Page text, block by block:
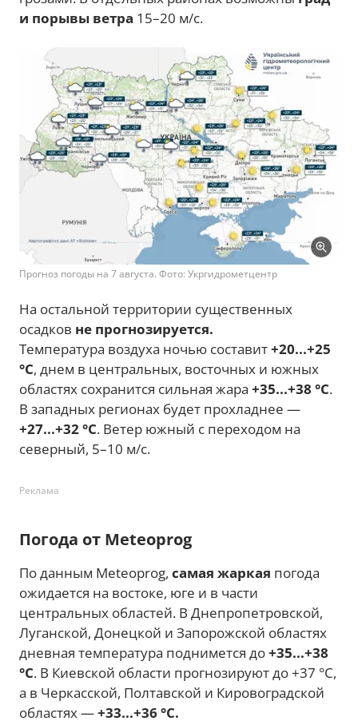
и порывы ветра 15–20 м/с.
Прогноз погоды на 7 августа. Фото: Укргидрометцентр
На остальной территории существенных
осадков не прогнозируется.
Температура воздуха ночью составит+20...+25
°C, днем в центральных, восточных и южных
областях сохранится сильная жара +35...+38 °C.
В западных регионах будет прохладнее —
+27...+32 °C. Ветер южный с переходом на
северный, 5–10 м/с.
Реклама
Погода от Meteoprog
По данным Meteoprog, самая жаркая погода
ожидается на востоке, юге и в части
центральных областей. В Днепропетровской,
Луганской, Донецкой и Запорожской областях
дневная температура поднимется до+35...+38
°C. В Киевской области прогнозируют до +37 °C,
а в Черкасской, Полтавской и Кировоградской
областях —+33...+36 °C.